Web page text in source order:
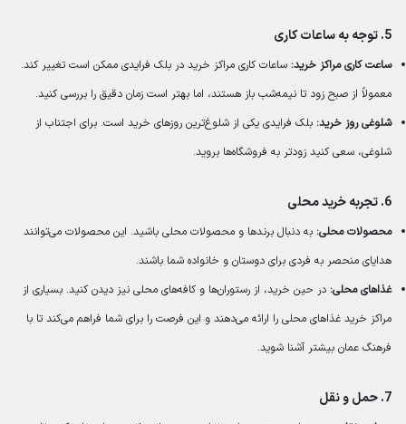
5. توجه به ساعات کاری
ساعت کاری مراکز خرید: ساعات کاری مراکز خرید در بلک فرایدی ممکن است تغییر کند.
معمولاً از صبح زود تا نیمه‌شب باز هستند، اما بهتر است زمان دقیق را بررسی کنید.
شلوغی روز خرید: بلک فرایدی یکی از شلوغ‌ترین روزهای خرید است. برای اجتناب از
شلوغی، سعی کنید زودتر به فروشگاه‌ها بروید.
6. تجربه خرید محلی
محصولات محلی: به دنبال برندها و محصولات محلی باشید. این محصولات می‌توانند
هدایای منحصر به فردی برای دوستان و خانواده شما باشند.
غذاهای محلی: در حین خرید، از رستوران‌ها و کافه‌های محلی نیز دیدن کنید. بسیاری از
مراکز خرید غذاهای محلی را ارائه می‌دهند و این فرصت را برای شما فراهم می‌کند تا با
فرهنگ عمان بیشتر آشنا شوید.
7. حمل و نقل